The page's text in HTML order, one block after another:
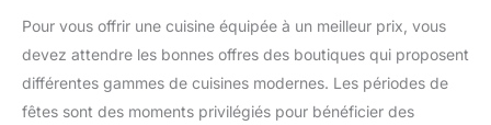
Pour vous offrir une cuisine équipée à un meilleur prix, vous
devez attendre les bonnes offres des boutiques qui proposent
différentes gammes de cuisines modernes. Les périodes de
fêtes sont des moments privilégiés pour bénéficier des